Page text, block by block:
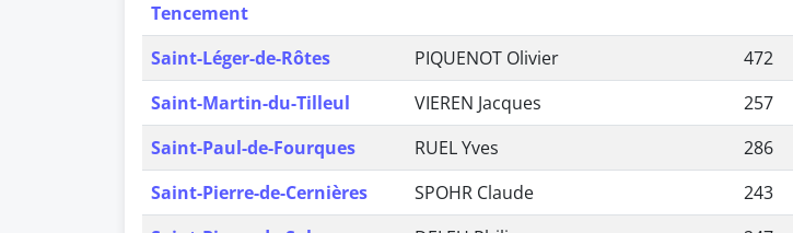
Tencement
Saint-Léger-de-Rôtes PIQUENOT Olivier 472
Saint-Martin-du-Tilleul
VIEREN Jacques 257
Saint-Paul-de-Fourques
RUEL Yves 286
Saint-Pierre-de-Cernières
SPOHR Claude 243